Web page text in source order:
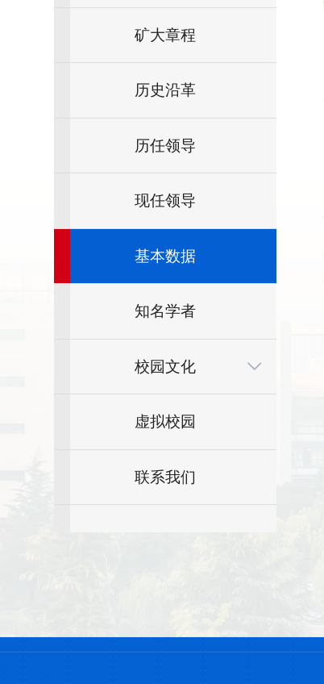
矿大章程
历史沿革
历任领导
现任领导
基本数据
知名学者
校园文化
虚拟校园
联系我们